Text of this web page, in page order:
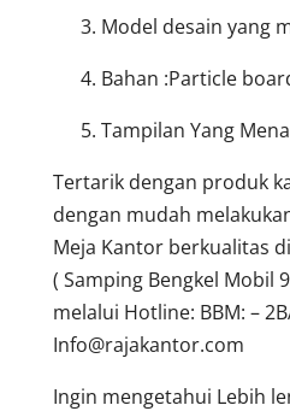
Model desain yang
Bahan :Particle
Tampilan Yang
Tertarik dengan produk
dengan mudah
Meja Kantor berkualitas
( Samping Bengkel Mobil
melalui Hotline: BBM: –
Info@rajakantor.com
Ingin mengetahui Lebih